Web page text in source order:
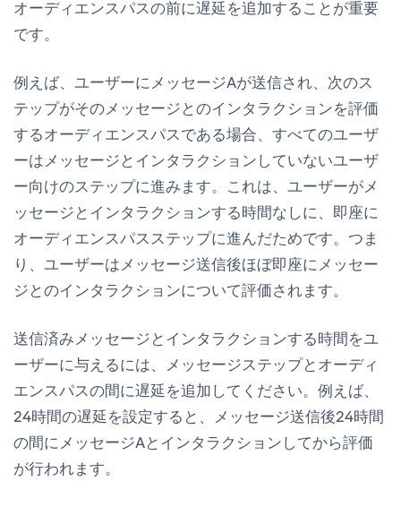
オーディエンスパスの前に遅延を追加することが重要
です。
例えば、ユーザーにメッセージAが送信され、次のス
テップがそのメッセージとのインタラクションを評価
するオーディエンスパスである場合、すべてのユーザ
ーはメッセージとインタラクションしていないユーザ
ー向けのステップに進みます。これは、ユーザーがメ
ッセージとインタラクションする時間なしに、即座に
オーディエンスパスステップに進んだためです。つま
り、ユーザーはメッセージ送信後ほぼ即座にメッセー
ジとのインタラクションについて評価されます。
送信済みメッセージとインタラクションする時間をユ
ーザーに与えるには、メッセージステップとオーディ
エンスパスの間に遅延を追加してください。例えば、
24時間の遅延を設定すると、メッセージ送信後24時間
の間にメッセージAとインタラクションしてから評価
が行われます。